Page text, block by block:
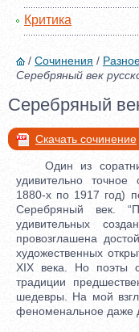
Критика
/ Сочинения /
Серебряный век
Серебряный
Скачать сочинение
Один из
удивительно
1880-х по 1917 год)
Серебряный век.
удивительных
провозглашена
художественных
XIX века. Но поэты
традиции
шедевры. На мой
феноменальное даже